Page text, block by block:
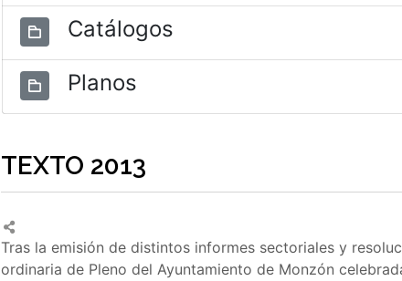
Catálogos
Planos
TEXTO 2013
Tras la emisión de distintos informes sectoriales y
ordinaria de Pleno del Ayuntamiento de Monzón